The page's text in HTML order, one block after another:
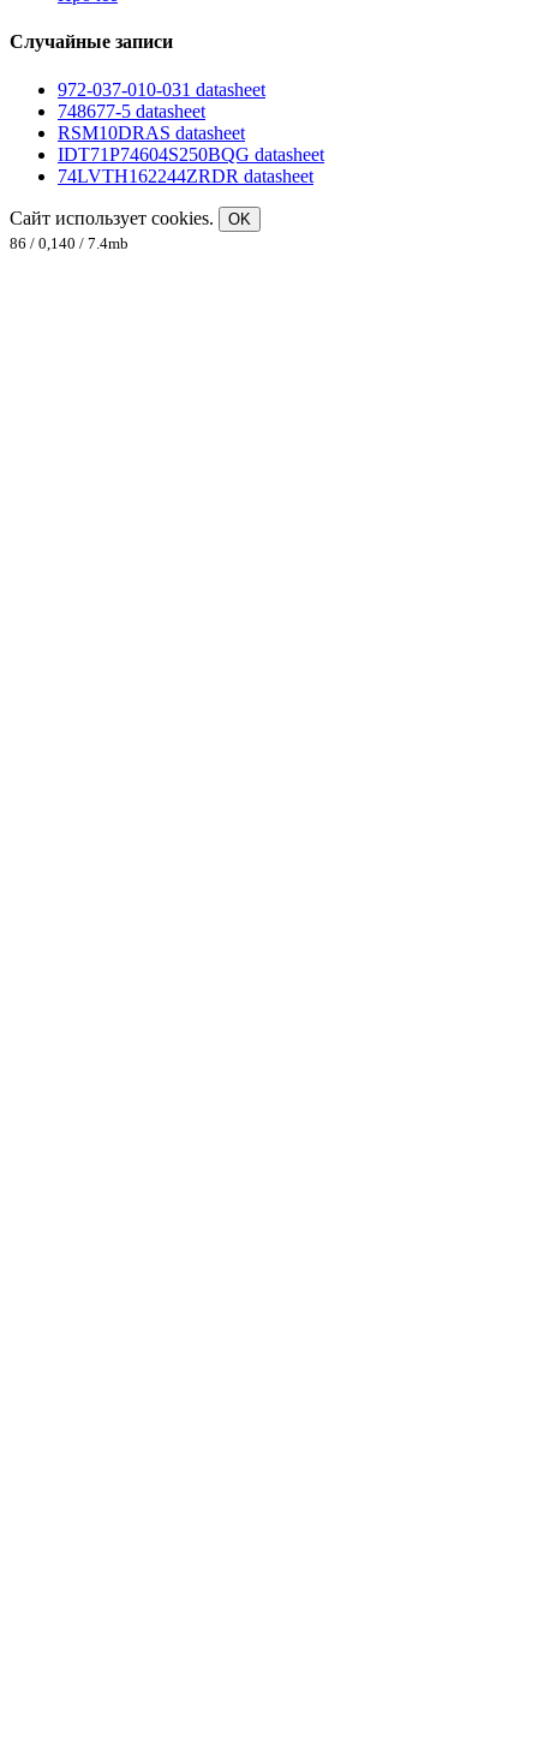
Случайные записи
972-037-010-031 datasheet
748677-5 datasheet
RSM10DRAS datasheet
IDT71P74604S250BQG datasheet
74LVTH162244ZRDR datasheet
Сайт использует cookies.
OK
86 / 0,140 / 7.4mb